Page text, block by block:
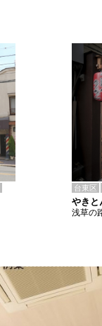
台東区
やきと
浅草の